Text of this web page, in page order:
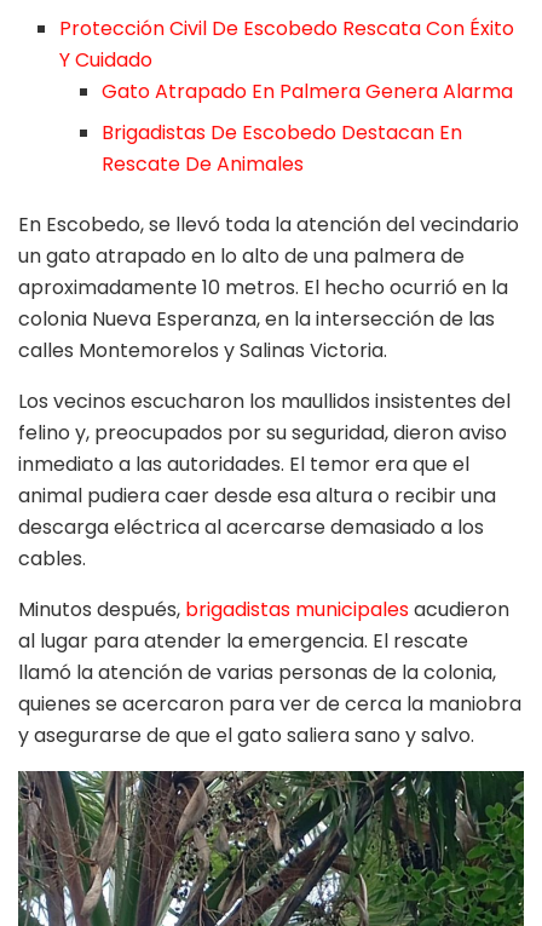
Protección Civil De Escobedo Rescata Con Éxito
Y Cuidado
Gato Atrapado En Palmera Genera Alarma
Brigadistas De Escobedo Destacan En
Rescate De Animales
En Escobedo, se llevó toda la atención del vecindario
un gato atrapado en lo alto de una palmera de
aproximadamente 10 metros. El hecho ocurrió en la
colonia Nueva Esperanza, en la intersección de las
calles Montemorelos y Salinas Victoria.
Los vecinos escucharon los maullidos insistentes del
felino y, preocupados por su seguridad, dieron aviso
inmediato a las autoridades. El temor era que el
animal pudiera caer desde esa altura o recibir una
descarga eléctrica al acercarse demasiado a los
cables.
Minutos después, brigadistas municipalesacudieron
al lugar para atender la emergencia. El rescate
llamó la atención de varias personas de la colonia,
quienes se acercaron para ver de cerca la maniobra
y asegurarse de que el gato saliera sano y salvo.